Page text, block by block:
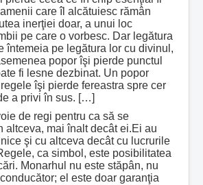
care îl alcătuiesc rămân
inerţiei doar, a unui loc
pe care o vorbesc. Dar legătura
întemeia pe legătura lor cu divinul,
popor îşi pierde punctul
fi lesne dezbinat. Un popor
îşi pierde fereastra spre cer
a privi în sus. […]
de regi pentru ca să se
altceva, mai înalt decât ei.Ei au
şi cu altceva decât cu lucrurile
ca simbol, este posibilitatea
Monarhul nu este stăpân, nu
el este doar garanţia